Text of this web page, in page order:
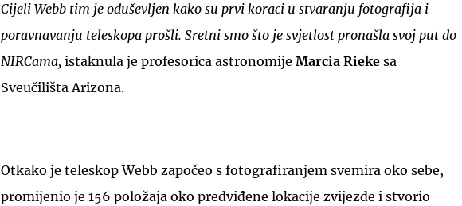
Cijeli Webb tim je oduševljen kako su prvi koraci u stvaranju fotografija i
poravnavanju teleskopa prošli. Sretni smo što je svjetlost pronašla svoj put do
NIRCama, istaknula je profesorica astronomije Marcia Rieke sa
Sveučilišta Arizona.
Otkako je teleskop Webb započeo s fotografiranjem svemira oko sebe,
promijenio je 156 položaja oko predviđene lokacije zvijezde i stvorio